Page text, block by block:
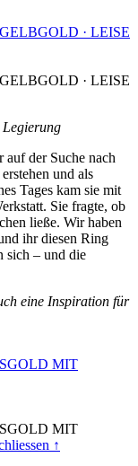
· LEISE
· LEISE
Legierung
der Suche nach
und als
Tages kam sie mit
Sie fragte, ob
ließe. Wir haben
ihr diesen Ring
sich – und die
eine Inspiration für
MIT
MIT
↑